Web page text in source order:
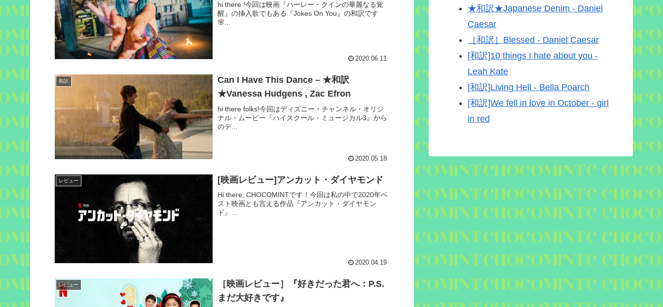
hi there !今回は映画『ハーレー・クインの華麗なる覚
醒』の挿入歌でもある『Jokes On You』の和訳です
🌸...
2020.06.11
和訳
Can I Have This Dance – ★和訳
★Vanessa Hudgens , Zac Efron
hi there folks!今回はディズニー・チャンネル・オリジ
ナル・ムービー『ハイスクール・ミュージカル3』から
のデ...
2020.05.18
レビュー [映画レビュー]アンカット・ダイヤモンド
Hi there, CHOCOMINTです！今回は私の中で2020年ベ
スト映画とも言える作品『アンカット・ダイヤモン
ド』...
2020.04.19
レビュー
［映画レビュー］『好きだった君へ：P.S.
まだ大好きです』
★和訳★Japanese Denim - Daniel
Caesar
［和訳］Blessed - Daniel Caesar
[和訳]10 things I hate about you -
Leah Kate
[和訳]Living Hell - Bella Poarch
[和訳]We fell in love in October - girl
in red